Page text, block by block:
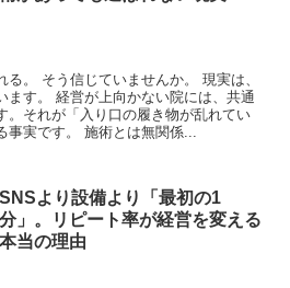
。 そう信じていませんか。 現実は、
ます。 経営が上向かない院には、共通
。それが「入り口の履き物が乱れてい
実です。 施術とは無関係...
SNSより設備より「最初の1
分」。リピート率が経営を変える
本当の理由